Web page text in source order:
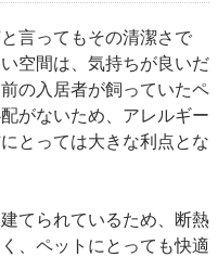
言ってもその清潔さで
空間は、気持ちが良いだ
の入居者が飼っていたペ
がないため、アレルギー
とっては大きな利点とな
てられているため、断熱
、ペットにとっても快適